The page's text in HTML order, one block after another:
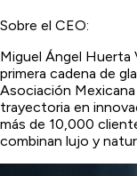
Sobre el CEO:
Miguel Ángel Huerta
primera cadena de
Asociación
trayectoria en
más de 10,000
combinan lujo y